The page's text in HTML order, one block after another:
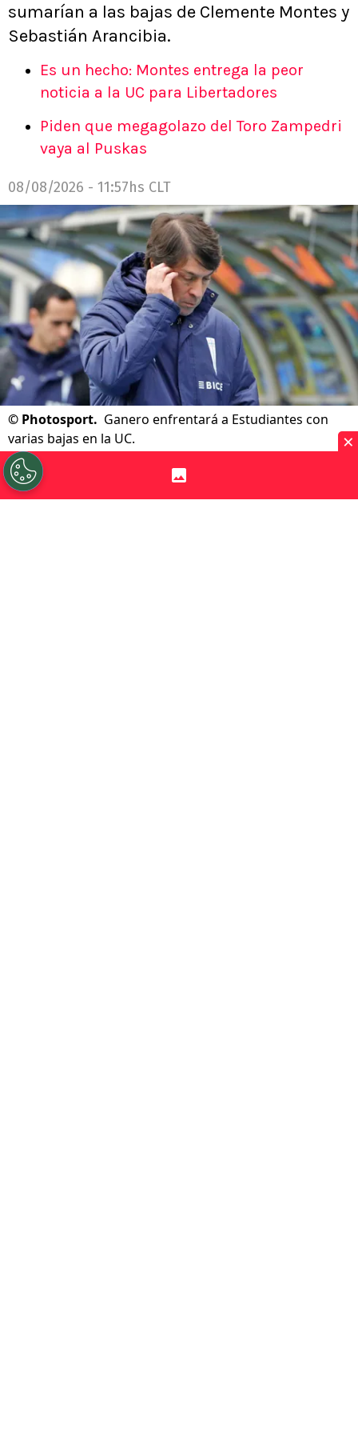
sumarían a las bajas de Clemente Montes y
Sebastián Arancibia.
Es un hecho: Montes entrega la peor
noticia a la UC para Libertadores
Piden que megagolazo del Toro Zampedri
vaya al Puskas
08/08/2026 - 11:57hs CLT
© Photosport. Ganero enfrentará a Estudiantes con
varias bajas en la UC.
Por Patricio Echagüe
×